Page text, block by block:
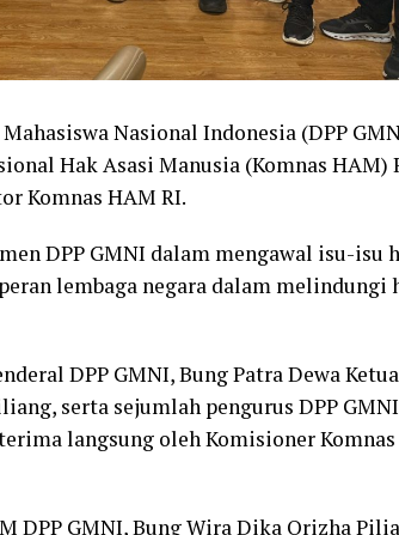
Nasional Indonesia (DPP
Hak Asasi Manusia (Komnas HAM)
Komnas HAM RI.
DPP GMNI dalam mengawal isu-isu
lembaga negara dalam melindungi
DPP GMNI, Bung Patra Dewa
serta sejumlah pengurus DPP
langsung oleh Komisioner
DPP GMNI, Bung Wira Dika Orizha